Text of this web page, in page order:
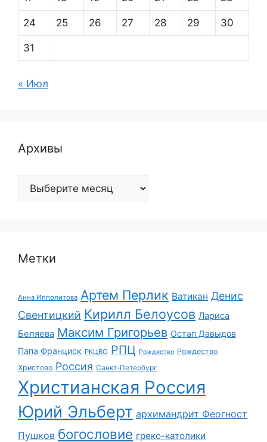
24 25 26 27 28 29 30
31
« Июл
Архивы
Архивы
Метки
Анна Ипполитова Артем Перлик Ватикан Денис
Свентицкий Кирилл Белоусов Лариса
Беляева Максим Григорьев Остап Давыдов
Папа Франциск РКЦВО РПЦ Рождество Рождество
Христово Россия Санкт-Петербург
Христианская Россия
Юрий Эльберт архимандрит Феогност
Пушков богословие греко-католики